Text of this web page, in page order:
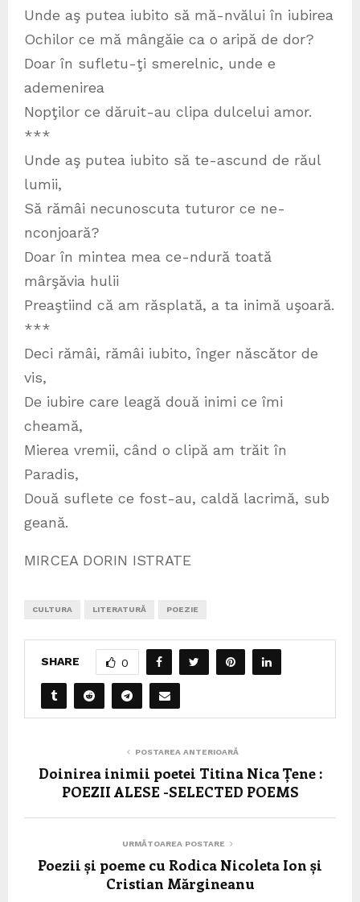
Unde aş putea iubito să mă-nvălui în iubirea
Ochilor ce mă mângăie ca o aripă de dor?
Doar în sufletu-ţi smerelnic, unde e
ademenirea
Nopţilor ce dăruit-au clipa dulcelui amor.
***
Unde aş putea iubito să te-ascund de răul
lumii,
Să rămâi necunoscuta tuturor ce ne-
nconjoară?
Doar în mintea mea ce-ndură toată
mârşăvia hulii
Preaştiind că am răsplată, a ta inimă uşoară.
***
Deci rămâi, rămâi iubito, înger născător de
vis,
De iubire care leagă două inimi ce îmi
cheamă,
Mierea vremii, când o clipă am trăit în
Paradis,
Două suflete ce fost-au, caldă lacrimă, sub
geană.
MIRCEA DORIN ISTRATE
CULTURA LITERATURĂ POEZIE
SHARE 0
POSTAREA ANTERIOARĂ
Doinirea inimii poetei Titina Nica Țene :
POEZII ALESE -SELECTED POEMS
URMĂTOAREA POSTARE
Poezii și poeme cu Rodica Nicoleta Ion și
Cristian Mărgineanu